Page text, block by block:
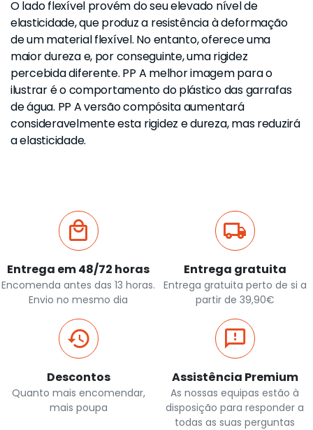
O lado flexível provém do seu elevado nível de
elasticidade, que produz a resistência à deformação
de um material flexível. No entanto, oferece uma
maior dureza e, por conseguinte, uma rigidez
percebida diferente. PP A melhor imagem para o
ilustrar é o comportamento do plástico das garrafas
de água. PP A versão compósita aumentará
consideravelmente esta rigidez e dureza, mas reduzirá
a elasticidade.
Entrega em 48/72 horas
Encomenda antes das 13 horas.
Envio no mesmo dia
Entrega gratuita
Entrega gratuita perto de si a
partir de 39,90€
Descontos
Quanto mais encomendar,
mais poupa
Assistência Premium
As nossas equipas estão à
disposição para responder a
todas as suas perguntas